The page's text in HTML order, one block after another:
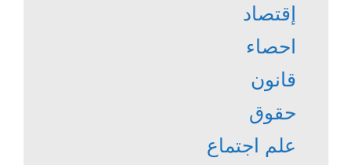
إقتصاد
احصاء
قانون
حقوق
علم اجتماع